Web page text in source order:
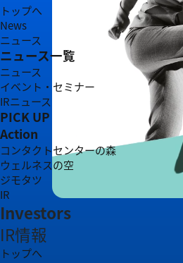
トップへ
News
ニュース
ニュース一覧
ニュース
イベント・セミナー
IRニュース
PICK UP
Action
コンタクトセンターの森
ウェルネスの空
ジモタツ
IR
Investors
IR情報
トップへ